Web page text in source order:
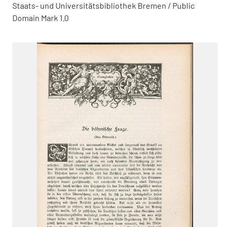
Staats- und Universitätsbibliothek Bremen / Public
Domain Mark 1.0